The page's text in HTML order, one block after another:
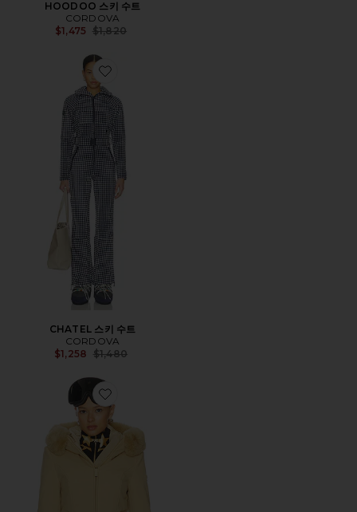
HOODOO 스키 수트
CORDOVA
$1,475 Previous price:
$1,820
Favorite CHATEL 스키 수트
CHATEL 스키 수트
CORDOVA
$1,258 Previous price:
$1,480
Favorite Prezioso Faux Border Ski Jacket